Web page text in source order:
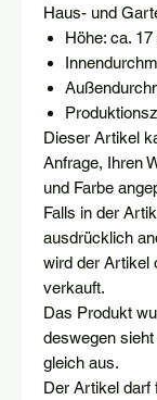
Haus- und
Höhe: ca. 17
Dieser Artikel
Anfrage, Ihren
und Farbe
Falls in der
ausdrücklich
wird der Artikel
verkauft.
Das Produkt
deswegen
gleich aus.
Der Artikel darf